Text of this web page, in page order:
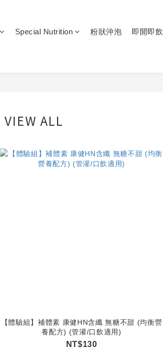
Special Nutrition 粉狀沖泡 即開即飲
VIEW ALL
【體驗組】補體素 康健HN含纖 無糖不甜 (均衡營
養配方) (管灌/口飲適用)
NT$130